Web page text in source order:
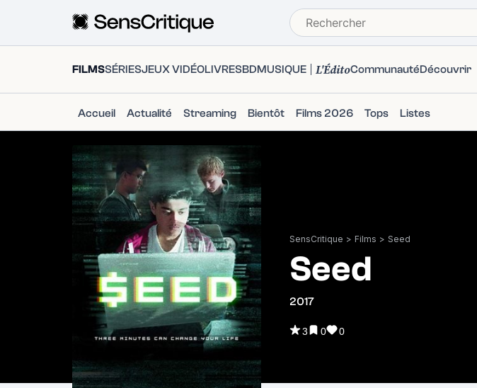
FILMSSÉRIESJEUX VIDÉOLIVRESBDMUSIQUE L'ÉditoCommunautéDécouvrir
Accueil Actualité Streaming Bientôt Films 2026 Tops Listes
SensCritique > Films > Seed
Seed
2017
3 0 0